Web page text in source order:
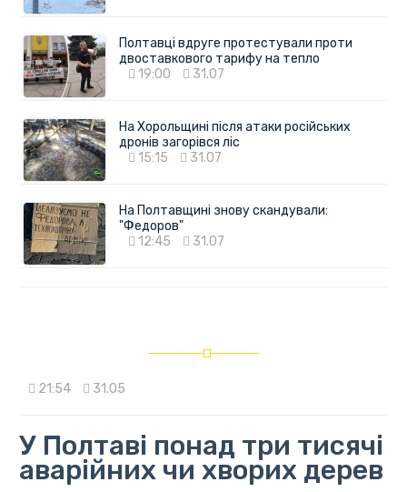
Полтавці вдруге протестували проти
двоставкового тарифу на тепло
19:00
31.07
На Хорольщині після атаки російських
дронів загорівся ліс
15:15
31.07
На Полтавщині знову скандували:
"Федоров"
12:45
31.07
21:54 31.05
У Полтаві понад три тисячі
аварійних чи хворих дерев